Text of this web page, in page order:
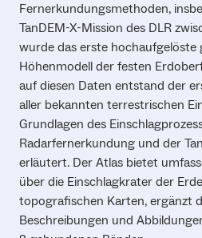
Fernerkundungsmethoden,
TanDEM-X-Mission des DLR
wurde das erste hochaufgelöste
Höhenmodell der festen
auf diesen Daten entstand der
aller bekannten terrestrischen
Grundlagen des
Radarfernerkundung und der
erläutert. Der Atlas bietet
über die Einschlagkrater der
topografischen Karten, ergänzt
Beschreibungen und